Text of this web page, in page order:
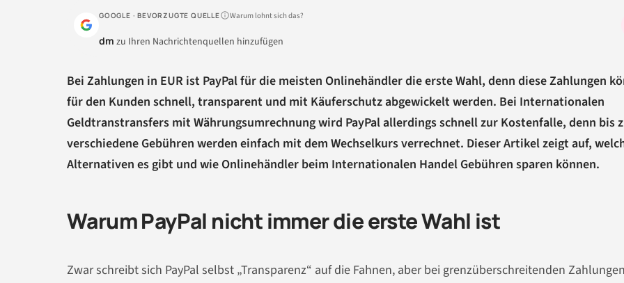
GOOGLE · BEVORZUGTE QUELLE Warum lohnt sich das?
dm zu Ihren Nachrichtenquellen hinzufügen
Bei Zahlungen in EUR ist PayPal für die meisten Onlinehändler die erste Wahl, denn diese Zahlungen
für den Kunden schnell, transparent und mit Käuferschutz abgewickelt werden. Bei Internationalen
Geldtranstransfers mit Währungsumrechnung wird PayPal allerdings schnell zur Kostenfalle, denn bis
verschiedene Gebühren werden einfach mit dem Wechselkurs verrechnet. Dieser Artikel zeigt auf,
Alternativen es gibt und wie Onlinehändler beim Internationalen Handel Gebühren sparen können.
Warum PayPal nicht immer die erste Wahl ist
Zwar schreibt sich PayPal selbst „Transparenz“ auf die Fahnen, aber bei grenzüberschreitenden